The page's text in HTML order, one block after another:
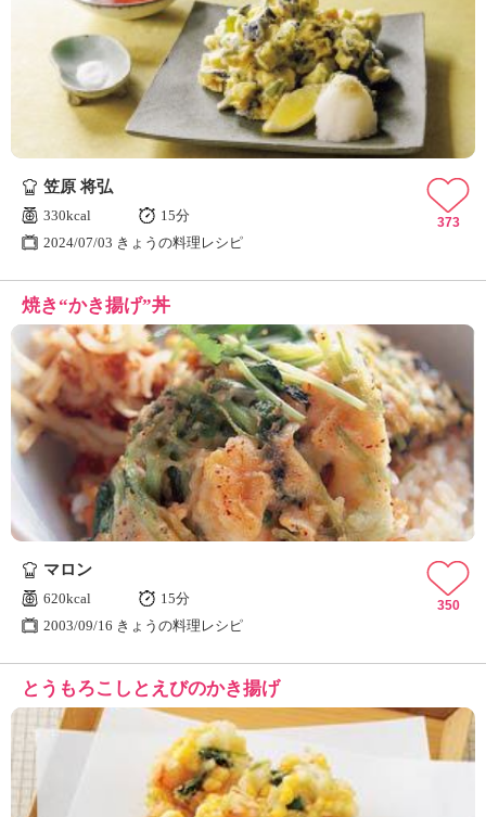
笠原 将弘
330kcal
15分
2024/07/03 きょうの料理レシピ
373
焼き“かき揚げ”丼
マロン
620kcal
15分
2003/09/16 きょうの料理レシピ
350
とうもろこしとえびのかき揚げ